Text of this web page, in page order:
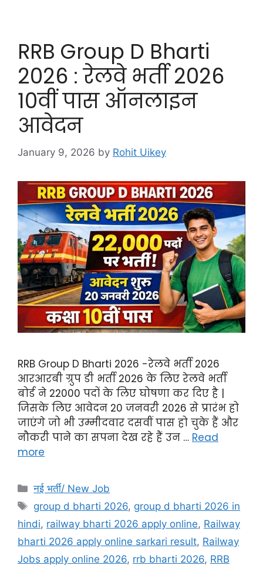
RRB Group D Bharti
2026 : रेलवे भर्ती 2026
10वीं पास ऑनलाइन
आवेदन
January 9, 2026 by Rohit Uikey
RRB Group D Bharti 2026 -रेलवे भर्ती 2026
आरआरबी ग्रुप डी भर्ती 2026 के लिए रेलवे भर्ती
बोर्ड ने 22000 पदों के लिए घोषणा कर दिए है |
जिसके लिए आवेदन 20 जनवरी 2026 से प्रारंभ हो
जाएंगे जो भी उम्मीदवार दसवीं पास हो चुके हैं और
नौकरी पाने का सपना देख रहे हैं उन … Read
more
नई भर्ती/ New Job
group d bharti 2026, group d bharti 2026 in
hindi, railway bharti 2026 apply online, Railway
bharti 2026 apply online sarkari result, Railway
Jobs apply online 2026, rrb bharti 2026, RRB